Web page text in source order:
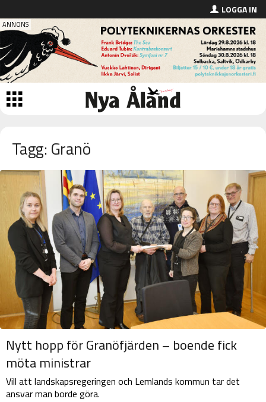
LOGGA IN
Tagg: Granö
Nytt hopp för Granöfjärden – boende fick
möta ministrar
Vill att landskapsregeringen och Lemlands kommun tar det
ansvar man borde göra.